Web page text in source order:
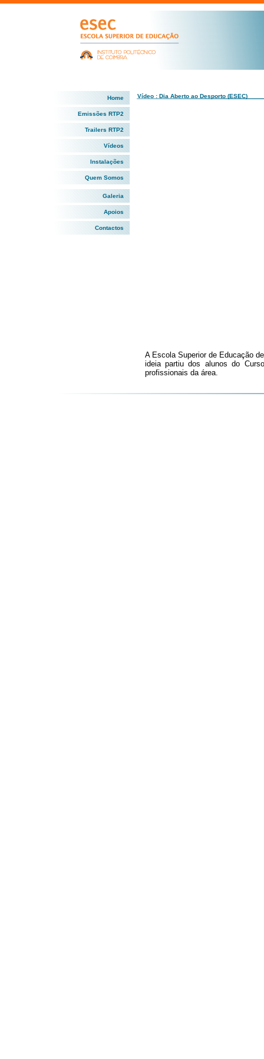
Home
Emissões RTP2
Trailers RTP2
Vídeos
Instalações
Quem Somos
Galeria
Apoios
Contactos
Vídeo : Dia Aberto ao Desporto (ESEC)
A Escola Superior de Educação
ideia partiu dos alunos do
profissionais da área.